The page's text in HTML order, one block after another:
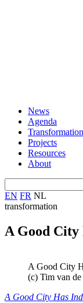
News
Agenda
Projects
Resources
About
EN FR NL
transformation
A Good
A Good City
(c) Tim van de
A Good City Has